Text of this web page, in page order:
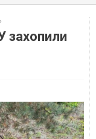
захопили